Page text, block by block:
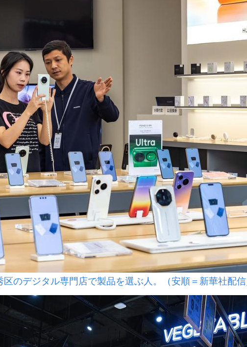
区のデジタル専門店で製品を選ぶ人。（安順＝新華社配